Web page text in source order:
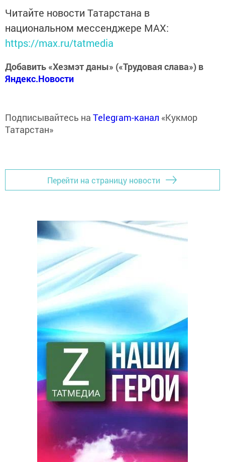
Читайте новости Татарстана в
национальном мессенджере MАХ:
https://max.ru/tatmedia
Добавить «Хезмэт даны» («Трудовая слава») в
Яндекс.Новости
Подписывайтесь на Telegram-канал «Кукмор
Татарстан»
Перейти на страницу новости